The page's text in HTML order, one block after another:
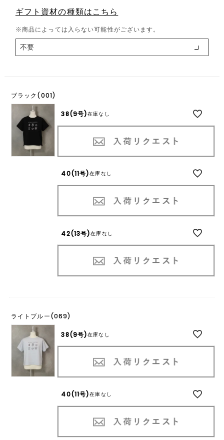
(
必
須
)
ギフト資材の種類はこちら
※商品によっては入らない可能性がございます。
ブラック(001)
38(9号)在庫なし
40(11号)在庫なし
42(13号)在庫なし
ライトブルー(069)
38(9号)在庫なし
40(11号)在庫なし